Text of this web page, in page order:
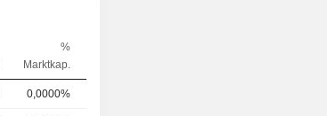
%
Marktkap.
0,0000%